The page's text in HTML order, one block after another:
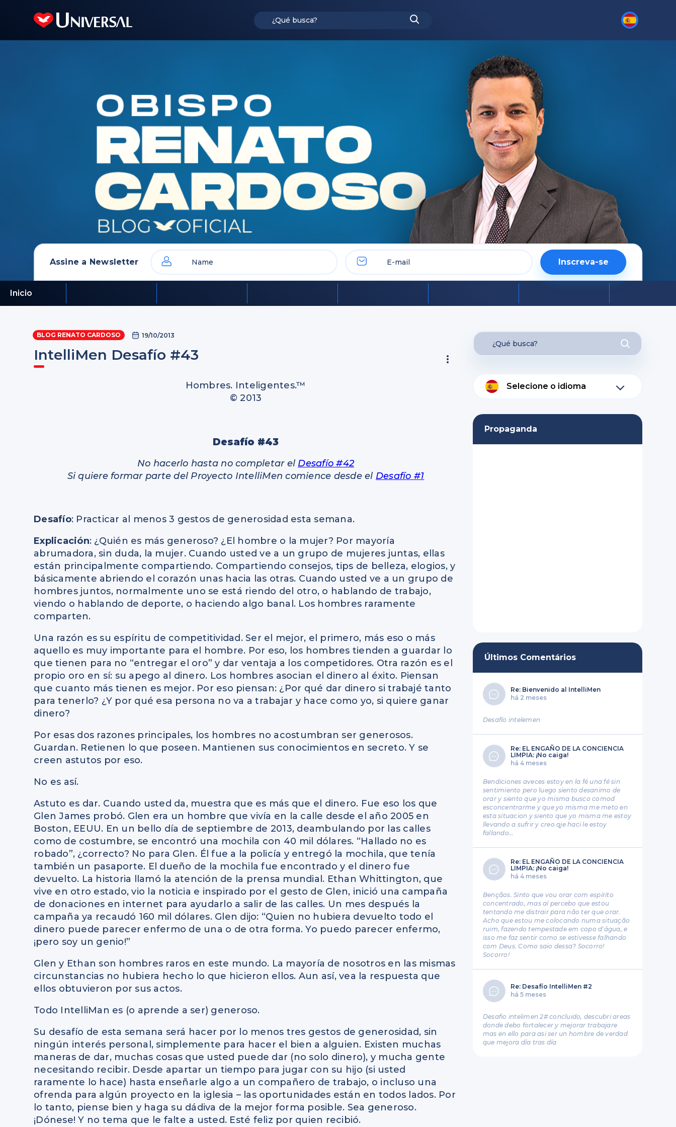
Assine a Newsletter Inscreva-se
Inicio
BLOG RENATO CARDOSO 19/10/2013
IntelliMen Desafío #43
Hombres. Inteligentes.™
© 2013
Desafío #43
No hacerlo hasta no completar el Desafío #42
Si quiere formar parte del Proyecto IntelliMen comience desde el Desafío #1
Desafío: Practicar al menos 3 gestos de generosidad esta semana.
Explicación: ¿Quién es más generoso? ¿El hombre o la mujer? Por mayoría
abrumadora, sin duda, la mujer. Cuando usted ve a un grupo de mujeres juntas, ellas
están principalmente compartiendo. Compartiendo consejos, tips de belleza, elogios, y
básicamente abriendo el corazón unas hacia las otras. Cuando usted ve a un grupo de
hombres juntos, normalmente uno se está riendo del otro, o hablando de trabajo,
viendo o hablando de deporte, o haciendo algo banal. Los hombres raramente
comparten.
Una razón es su espíritu de competitividad. Ser el mejor, el primero, más eso o más
aquello es muy importante para el hombre. Por eso, los hombres tienden a guardar lo
que tienen para no “entregar el oro” y dar ventaja a los competidores. Otra razón es el
propio oro en sí: su apego al dinero. Los hombres asocian el dinero al éxito. Piensan
que cuanto más tienen es mejor. Por eso piensan: ¿Por qué dar dinero si trabajé tanto
para tenerlo? ¿Y por qué esa persona no va a trabajar y hace como yo, si quiere ganar
dinero?
Por esas dos razones principales, los hombres no acostumbran ser generosos.
Guardan. Retienen lo que poseen. Mantienen sus conocimientos en secreto. Y se
creen astutos por eso.
No es así.
Astuto es dar. Cuando usted da, muestra que es más que el dinero. Fue eso los que
Glen James probó. Glen era un hombre que vivía en la calle desde el año 2005 en
Boston, EEUU. En un bello día de septiembre de 2013, deambulando por las calles
como de costumbre, se encontró una mochila con 40 mil dólares. “Hallado no es
robado”, ¿correcto? No para Glen. Él fue a la policía y entregó la mochila, que tenía
también un pasaporte. El dueño de la mochila fue encontrado y el dinero fue
devuelto. La historia llamó la atención de la prensa mundial. Ethan Whittington, que
vive en otro estado, vio la noticia e inspirado por el gesto de Glen, inició una campaña
de donaciones en internet para ayudarlo a salir de las calles. Un mes después la
campaña ya recaudó 160 mil dólares. Glen dijo: “Quien no hubiera devuelto todo el
dinero puede parecer enfermo de una o de otra forma. Yo puedo parecer enfermo,
¡pero soy un genio!”
Glen y Ethan son hombres raros en este mundo. La mayoría de nosotros en las mismas
circunstancias no hubiera hecho lo que hicieron ellos. Aun así, vea la respuesta que
ellos obtuvieron por sus actos.
Todo IntelliMan es (o aprende a ser) generoso.
Su desafío de esta semana será hacer por lo menos tres gestos de generosidad, sin
ningún interés personal, simplemente para hacer el bien a alguien. Existen muchas
maneras de dar, muchas cosas que usted puede dar (no solo dinero), y mucha gente
necesitando recibir. Desde apartar un tiempo para jugar con su hijo (si usted
raramente lo hace) hasta enseñarle algo a un compañero de trabajo, o incluso una
ofrenda para algún proyecto en la iglesia – las oportunidades están en todos lados. Por
lo tanto, piense bien y haga su dádiva de la mejor forma posible. Sea generoso.
¡Dónese! Y no tema que le falte a usted. Esté feliz por quien recibió.
Selecione o idioma
Propaganda
Últimos Comentários
Re: Bienvenido al IntelliMen
há 2 meses
Desafío intelemen
Re: EL ENGAÑO DE LA CONCIENCIA
LIMPIA: ¡No caiga!
há 4 meses
Bendiciones aveces estoy en la fé una fé sin
sentimiento pero luego siento desanimo de
orar y siento que yo misma busco comod
esconcentrarme y que yo misma me meto en
esta situacion y siento que yo misma me estoy
llevando a sufrir y creo qje haci le estoy
fallando…
Re: EL ENGAÑO DE LA CONCIENCIA
LIMPIA: ¡No caiga!
há 4 meses
Bençãos. Sinto que vou orar com espírito
concentrado, mas aí percebo que estou
tentando me distrair para não ter que orar.
Acho que estou me colocando numa situação
ruim, fazendo tempestade em copo d'água, e
isso me faz sentir como se estivesse falhando
com Deus. Como saio dessa? Socorro!
Socorro!
Re: Desafío IntelliMen #2
há 5 meses
Desafio intelimen 2# concluido, descubri areas
donde debo fortalecer y mejorar trabajare
mas en ello para asi ser un hombre de verdad
que mejora día tras día